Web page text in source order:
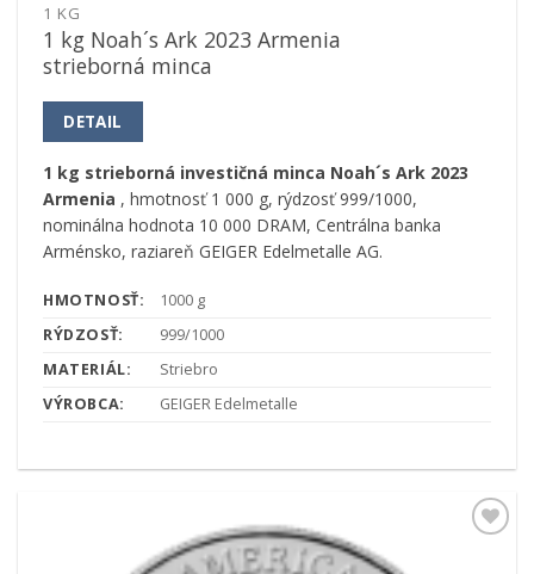
1 KG
1 kg Noah´s Ark 2023 Armenia
strieborná minca
DETAIL
1 kg strieborná investičná minca Noah´s Ark 2023
Armenia , hmotnosť 1 000 g, rýdzosť 999/1000,
nominálna hodnota 10 000 DRAM, Centrálna banka
Arménsko, raziareň GEIGER Edelmetalle AG.
HMOTNOSŤ:
1000 g
RÝDZOSŤ:
999/1000
MATERIÁL:
Striebro
VÝROBCA:
GEIGER Edelmetalle